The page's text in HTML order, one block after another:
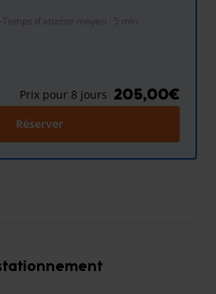
Temps d'attente moyen : 5 min
Prix pour 8 jours 205,00€
Réserver